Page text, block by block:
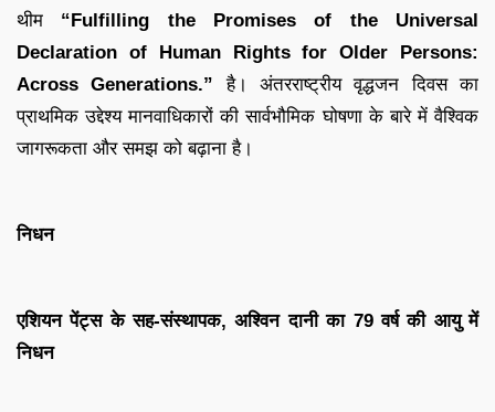
थीम “Fulfilling the Promises of the Universal
Declaration of Human Rights for Older Persons:
Across Generations.” है। अंतरराष्ट्रीय वृद्धजन दिवस का
प्राथमिक उद्देश्य मानवाधिकारों की सार्वभौमिक घोषणा के बारे में वैश्विक
जागरूकता और समझ को बढ़ाना है।
निधन
एशियन पेंट्स के सह-संस्थापक, अश्विन दानी का 79 वर्ष की आयु में
निधन